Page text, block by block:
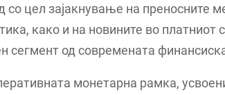
со цел зајакнување на преносните
како и на новините во платниот
сегмент од современата
монетарна рамка,